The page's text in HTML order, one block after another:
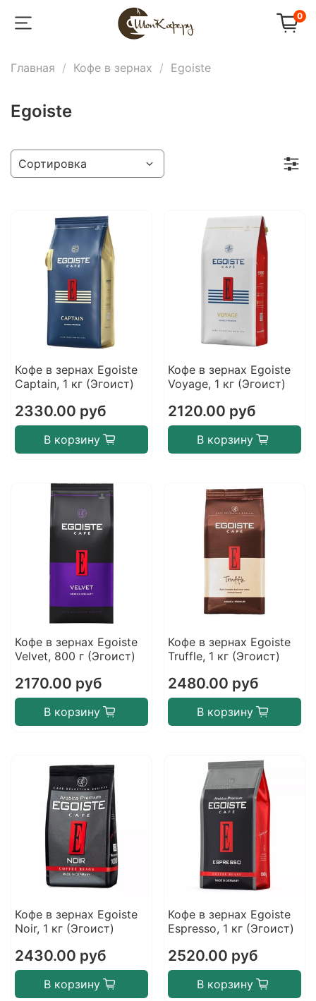
0
Главная Кофе в зернах Egoiste
Egoiste
Кофе в зернах Egoiste
Captain, 1 кг (Эгоист)
2330.00 руб
В корзину
Кофе в зернах Egoiste
Voyage, 1 кг (Эгоист)
2120.00 руб
В корзину
Кофе в зернах Egoiste
Velvet, 800 г (Эгоист)
2170.00 руб
В корзину
Кофе в зернах Egoiste
Truffle, 1 кг (Эгоист)
2480.00 руб
В корзину
Кофе в зернах Egoiste
Noir, 1 кг (Эгоист)
2430.00 руб
В корзину
Кофе в зернах Egoiste
Espresso, 1 кг (Эгоист)
2520.00 руб
В корзину